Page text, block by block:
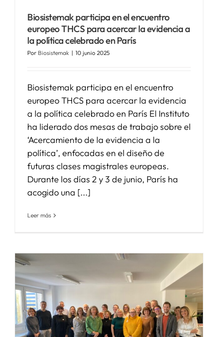
SERVICIOS
APOYO I+D+I
NOTICIAS
Biosistemak participa en el encuentro
europeo THCS para acercar la evidencia a
la política celebrado en París
Por Biosistemak | 10 junio 2025
Biosistemak participa en el encuentro
europeo THCS para acercar la evidencia
a la política celebrado en París El Instituto
ha liderado dos mesas de trabajo sobre el
‘Acercamiento de la evidencia a la
política’, enfocadas en el diseño de
futuras clases magistrales europeas.
Durante los días 2 y 3 de junio, París ha
acogido una [...]
Leer más